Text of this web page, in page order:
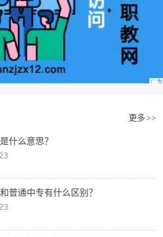
更多 >>
什么意思？
普通中专有什么区别？